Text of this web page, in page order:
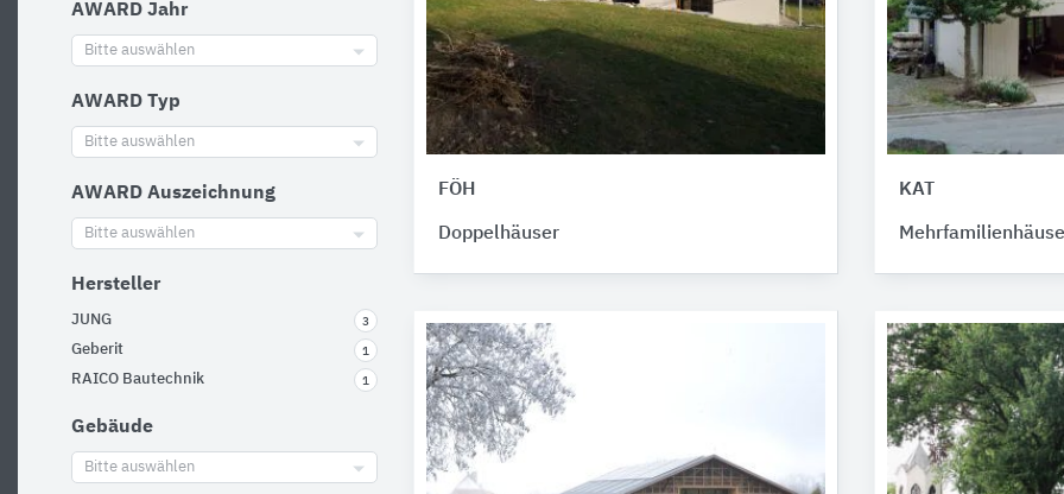
AWARD Jahr
Bitte auswählen
AWARD Typ
Bitte auswählen
AWARD Auszeichnung
Bitte auswählen
Hersteller
JUNG 3
Geberit 1
RAICO Bautechnik 1
Gebäude
Bitte auswählen
FÖH
Doppelhäuser
KAT